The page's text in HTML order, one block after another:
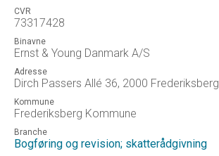
CVR
73317428
Binavne
Ernst & Young Danmark A/S
Adresse
Dirch Passers Allé 36, 2000 Frederiksberg
Kommune
Frederiksberg Kommune
Branche
Bogføring og revision; skatterådgivning